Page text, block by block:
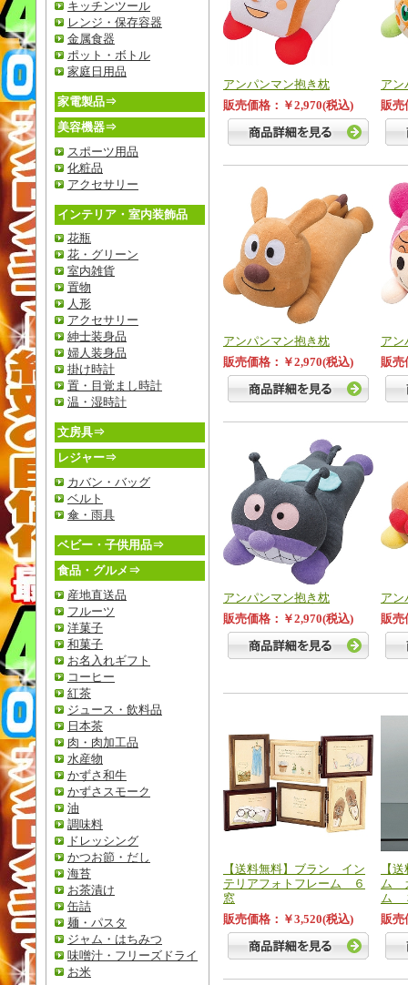
キッチンツール
レンジ・保存容器
金属食器
ポット・ボトル
家庭日用品
家電製品⇒
美容機器⇒
スポーツ用品
化粧品
アクセサリー
インテリア・室内装飾品
花瓶
花・グリーン
室内雑貨
置物
人形
アクセサリー
紳士装身品
婦人装身品
掛け時計
置・目覚まし時計
温・湿時計
文房具⇒
レジャー⇒
カバン・バッグ
ベルト
傘・雨具
ベビー・子供用品⇒
食品・グルメ⇒
産地直送品
フルーツ
洋菓子
和菓子
お名入れギフト
コーヒー
紅茶
ジュース・飲料品
日本茶
肉・肉加工品
水産物
かずさ和牛
かずさスモーク
油
調味料
ドレッシング
かつお節・だし
海苔
お茶漬け
缶詰
麺・パスタ
ジャム・はちみつ
味噌汁・フリーズドライ
お米
アンパンマン抱き枕
販売価格：￥2,970(税込)
アン
販売
アンパンマン抱き枕
販売価格：￥2,970(税込)
アン
販売
アンパンマン抱き枕
販売価格：￥2,970(税込)
アン
販売
【送料無料】ブラン イン
テリアフォトフレーム ６
窓
販売価格：￥3,520(税込)
【
ム
ム
販売